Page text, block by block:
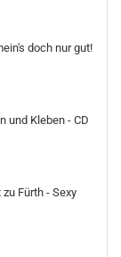
doch nur gut!
und Kleben - CD
Fürth - Sexy